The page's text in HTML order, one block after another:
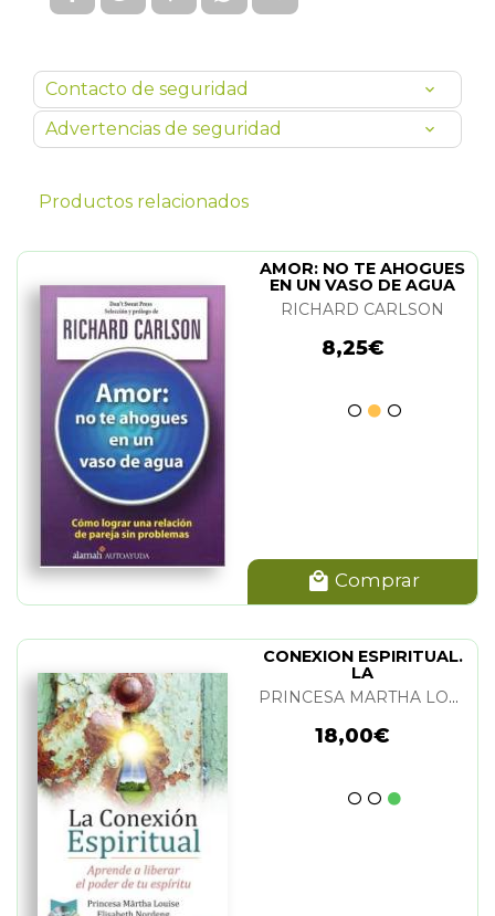
Contacto de seguridad
Advertencias de seguridad
Productos relacionados
AMOR: NO TE AHOGUES
EN UN VASO DE AGUA
RICHARD CARLSON
8,25€
Comprar
CONEXION ESPIRITUAL.
LA
PRINCESA MARTHA LOUISE Y ELISABETH NORDENG
18,00€